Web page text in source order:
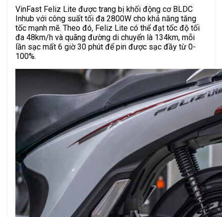
VinFast Feliz Lite được trang bị khối động cơ BLDC
Inhub với công suất tối đa 2800W cho khả năng tăng
tốc mạnh mẽ. Theo đó, Feliz Lite có thể đạt tốc độ tối
đa 48km/h và quãng đường di chuyển là 134km, mỗi
lần sạc mất 6 giờ 30 phút để pin được sạc đầy từ 0-
100%.